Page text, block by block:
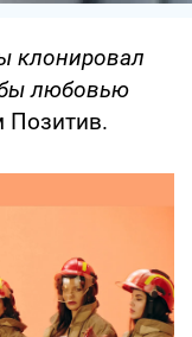
клонировал
любовью
Позитив.